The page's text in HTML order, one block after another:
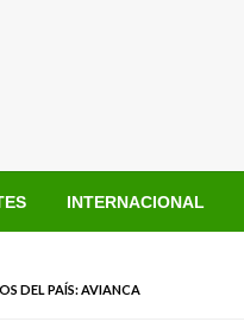
INTERNACIONAL
DEL PAÍS: AVIANCA